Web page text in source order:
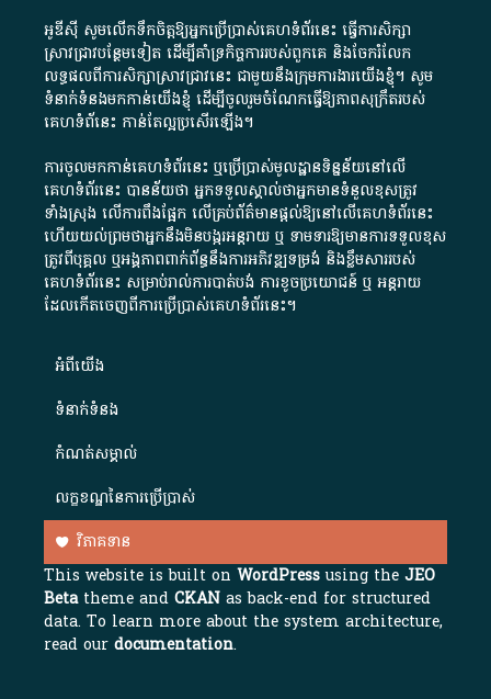
អូឌីស៊ី សូមលើកទឹកចិត្តឱ្យអ្នកប្រើប្រាស់គេហទំព័រនេះ ធ្វើការសិក្សា
ស្រាវជ្រាវបន្ថែមទៀត ដើម្បីគាំទ្រកិច្ចការ​របស់ពួកគេ និងចែករំលែក
លទ្ធផលពីការសិក្សាស្រាវជ្រាវនេះ ជាមួយនឹងក្រុមការងារយើងខ្ញុំ។ សូម
ទំនាក់ទំនងមកកាន់យើងខ្ញុំ ដើម្បីចូលរួមចំណែកធ្វើឱ្យភាពសុក្រឹតរបស់
គេហទំព័នេះ កាន់តែល្អប្រសើរឡើង។
ការចូលមកកាន់គេហទំព័រនេះ ឬប្រើប្រាស់មូលដ្ឋានទិន្នន័យនៅលើ
គេហទំព័រនេះ បានន័យថា អ្នកទទួលស្គាល់ថាអ្នកមានទំនួលខុសត្រូវ
ទាំងស្រុង លើការពឹងផ្អែក លើគ្រប់ព័ត៌មានផ្តល់ឱ្យនៅលើគេហទំព័រនេះ
ហើយយល់ព្រមថាអ្នកនឹងមិនបង្ករអន្តរាយ ឬ ទាមទារ​ឱ្យមានការទទួលខុស​
ត្រូវពីបុគ្គល ឬអង្គភាពពាក់ព័ន្ធនឹងការអភិវឌ្ឍទម្រង់ និងខ្លឹមសាររបស់
គេហទំព័រនេះ សម្រាប់រាល់ការបាត់បង់ ការខូចប្រយោជន៍ ឬ អន្តរាយ
ដែលកើតចេញពីការប្រើប្រាស់គេហទំព័រនេះ។
អំពី​យើង​
ទំនាក់ទំនង
កំណត់សម្គាល់
លក្ខខណ្ឌនៃការប្រើប្រាស់
វិភាគទាន
This website is built onWordPressusing theJEO
Betatheme andCKAN as back-end for structured
data. To learn more about the system architecture,
read ourdocumentation.